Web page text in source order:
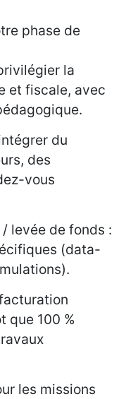
phase de
la
et fiscale, avec
du
des
vous
levée de fonds :
(data-
que 100 %
les missions